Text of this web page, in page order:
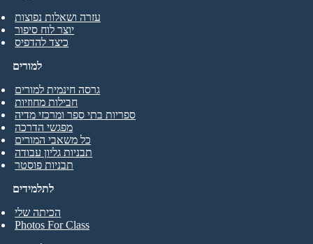
עזרה ושאלות נפוצות
יוצר לוח סיפור
כיצד להדפיס
לתלמידים
הכיתה שלי
Photos For Class
למורים
גרסה חינמית למורים
חבילות מחוזיות
ספריות בתי ספר ומרכזי מדיה
מפגשי הדרכה
כל משאבי המורים
תבניות גליון עבודה
תבניות פוסטר